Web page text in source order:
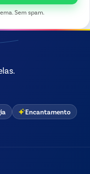
Sem spam.
Encantamento